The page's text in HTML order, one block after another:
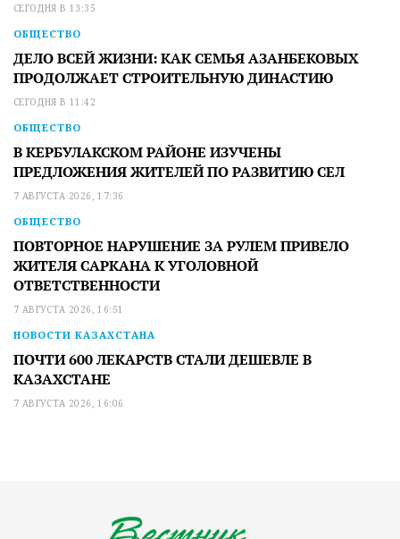
СЕГОДНЯ В 13:35
ОБЩЕСТВО
ДЕЛО ВСЕЙ ЖИЗНИ: КАК СЕМЬЯ АЗАНБЕКОВЫХ
ПРОДОЛЖАЕТ СТРОИТЕЛЬНУЮ ДИНАСТИЮ
СЕГОДНЯ В 11:42
ОБЩЕСТВО
В КЕРБУЛАКСКОМ РАЙОНЕ ИЗУЧЕНЫ
ПРЕДЛОЖЕНИЯ ЖИТЕЛЕЙ ПО РАЗВИТИЮ СЕЛ
7 АВГУСТА 2026, 17:36
ОБЩЕСТВО
ПОВТОРНОЕ НАРУШЕНИЕ ЗА РУЛЕМ ПРИВЕЛО
ЖИТЕЛЯ САРКАНА К УГОЛОВНОЙ
ОТВЕТСТВЕННОСТИ
7 АВГУСТА 2026, 16:51
НОВОСТИ КАЗАХСТАНА
ПОЧТИ 600 ЛЕКАРСТВ СТАЛИ ДЕШЕВЛЕ В
КАЗАХСТАНЕ
7 АВГУСТА 2026, 16:06